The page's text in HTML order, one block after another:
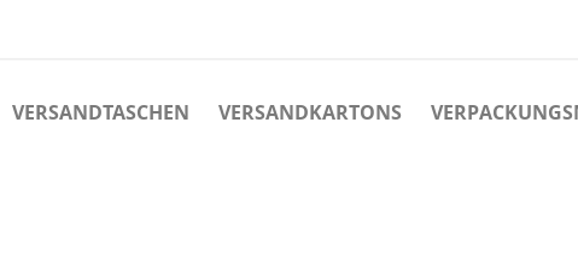
VERSANDTASCHEN VERSANDKARTONS